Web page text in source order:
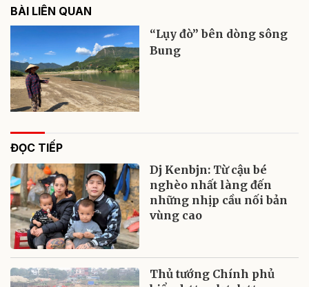
BÀI LIÊN QUAN
“Lụy đò” bên dòng sông
Bung
ĐỌC TIẾP
Dj Kenbjn: Từ cậu bé
nghèo nhất làng đến
những nhịp cầu nối bản
vùng cao
Thủ tướng Chính phủ